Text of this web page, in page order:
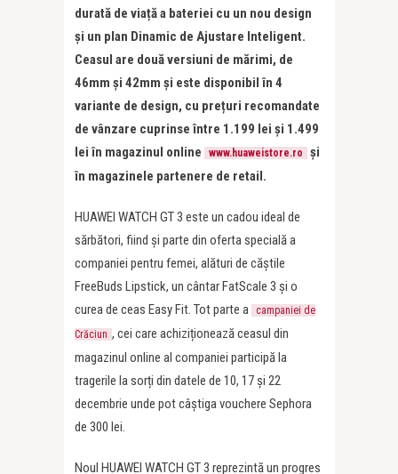
durată de viață a bateriei cu un nou design
și un plan Dinamic de Ajustare Inteligent.
Ceasul are două versiuni de mărimi, de
46mm și 42mm și este disponibil în 4
variante de design, cu prețuri recomandate
de vânzare cuprinse între 1.199 lei și 1.499
lei în magazinul online
www.huaweistore.ro
și
în magazinele partenere de retail.
HUAWEI WATCH GT 3 este un cadou ideal de
sărbători, fiind și parte din oferta specială a
companiei pentru femei, alături de căștile
FreeBuds Lipstick, un cântar FatScale 3 și o
curea de ceas Easy Fit. Tot parte a
campaniei de
Crăciun , cei care achiziționează ceasul din
magazinul online al companiei participă la
tragerile la sorți din datele de 10, 17 și 22
decembrie unde pot câștiga vouchere Sephora
de 300 lei.
Noul HUAWEI WATCH GT 3 reprezintă un progres